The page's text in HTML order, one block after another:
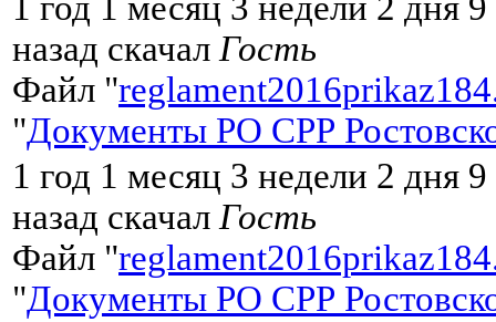
назад скачал Гость
Файл "
"Документы РО СРР
1 год 1 месяц 3 недели 2 дня
назад скачал Гость
Файл "
"Документы РО СРР